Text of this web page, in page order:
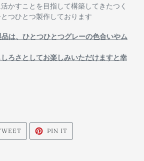
かすことを目指して構築してきたつく
つひとつ製作しております
品は、ひとつひとつグレーの色合いやム
ろさとしてお楽しみいただけますと幸
TWEET
TWITTER
PIN IT
PINTEREST